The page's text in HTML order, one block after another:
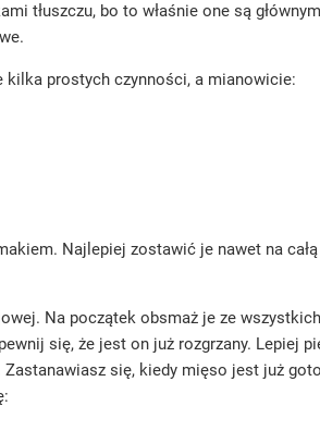
tłuszczu, bo to właśnie one są
kilka prostych czynności, a mianowicie:
Najlepiej zostawić je nawet na
Na początek obsmaż je ze
się, że jest on już rozgrzany. Lepiej
się, kiedy mięso jest już